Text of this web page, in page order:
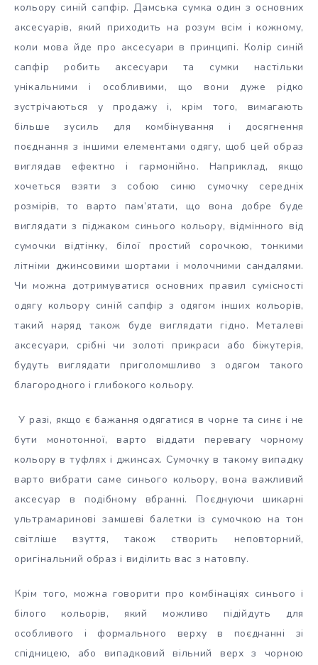
кольору синій сапфір. Дамська сумка один з основних
аксесуарів, який приходить на розум всім і кожному,
коли мова йде про аксесуари в принципі. Колір синій
сапфір робить аксесуари та сумки настільки
унікальними і особливими, що вони дуже рідко
зустрічаються у продажу і, крім того, вимагають
більше зусиль для комбінування і досягнення
поєднання з іншими елементами одягу, щоб цей образ
виглядав ефектно і гармонійно. Наприклад, якщо
хочеться взяти з собою синю сумочку середніх
розмірів, то варто пам’ятати, що вона добре буде
виглядати з піджаком синього кольору, відмінного від
сумочки відтінку, білої простий сорочкою, тонкими
літніми джинсовими шортами і молочними сандалями.
Чи можна дотримуватися основних правил сумісності
одягу кольору синій сапфір з одягом інших кольорів,
такий наряд також буде виглядати гідно. Металеві
аксесуари, срібні чи золоті прикраси або біжутерія,
будуть виглядати приголомшливо з одягом такого
благородного і глибокого кольору.
У разі, якщо є бажання одягатися в чорне та синє і не
бути монотонної, варто віддати перевагу чорному
кольору в туфлях і джинсах. Сумочку в такому випадку
варто вибрати саме синього кольору, вона важливий
аксесуар в подібному вбранні. Поєднуючи шикарні
ультрамаринові замшеві балетки із сумочкою на тон
світліше взуття, також створить неповторний,
оригінальний образ і виділить вас з натовпу.
Крім того, можна говорити про комбінаціях синього і
білого кольорів, який можливо підійдуть для
особливого і формального верху в поєднанні зі
спідницею, або випадковий вільний верх з чорною